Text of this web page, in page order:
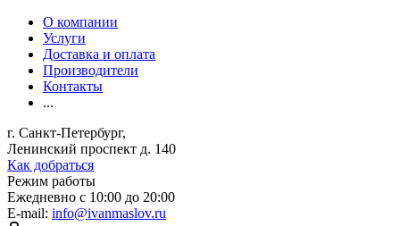
О компании
Услуги
Доставка и оплата
Производители
Контакты
...
г. Санкт-Петербург,
Ленинский проспект д. 140
Как добраться
Режим работы
Ежедневно с 10:00 до 20:00
E-mail: info@ivanmaslov.ru